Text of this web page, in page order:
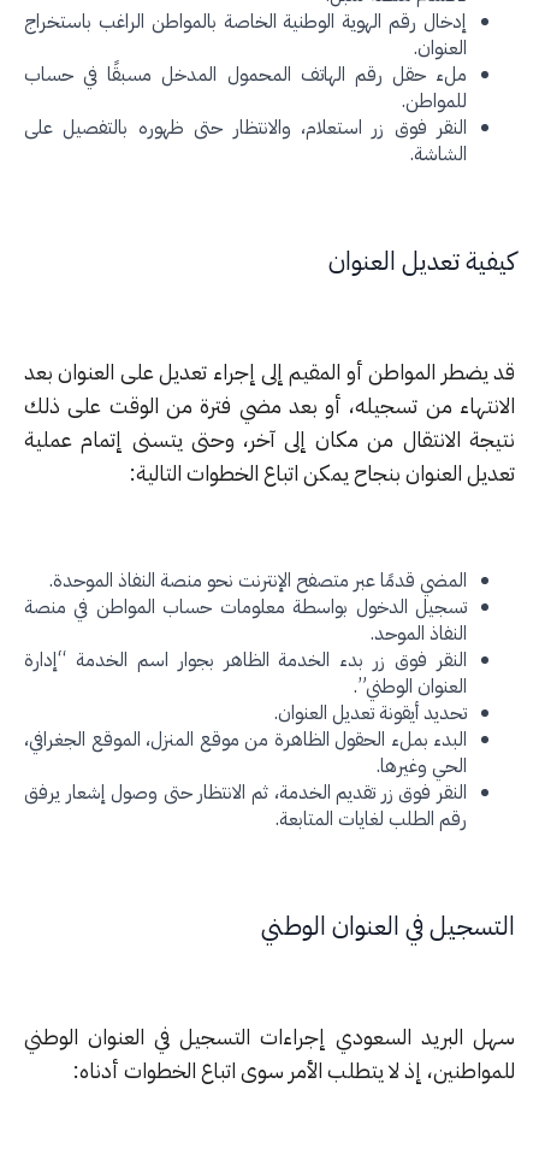
إدخال رقم الهوية الوطنية الخاصة بالمواطن الراغب باستخراج
العنوان.
ملء حقل رقم الهاتف المحمول المدخل مسبقًا في حساب
للمواطن.
النقر فوق زر استعلام، والانتظار حتى ظهوره بالتفصيل على
الشاشة.
تعديل العنوان
يضطر المواطن أو المقيم إلى إجراء تعديل على العنوان بعد
من تسجيله، أو بعد مضي فترة من الوقت على ذلك
الانتقال من مكان إلى آخر، وحتى يتسنى إتمام عملية
العنوان بنجاح يمكن اتباع الخطوات التالية:
المضي قدمًا عبر متصفح الإنترنت نحو منصة النفاذ الموحدة.
تسجيل الدخول بواسطة معلومات حساب المواطن في منصة
النفاذ الموحد.
النقر فوق زر بدء الخدمة الظاهر بجوار اسم الخدمة “إدارة
العنوان الوطني”.
تحديد أيقونة تعديل العنوان.
البدء بملء الحقول الظاهرة من موقع المنزل، الموقع الجغرافي،
الحي وغيرها.
النقر فوق زر تقديم الخدمة، ثم الانتظار حتى وصول إشعار يرفق
رقم الطلب لغايات المتابعة.
في العنوان الوطني
البريد السعودي إجراءات التسجيل في العنوان الوطني
إذ لا يتطلب الأمر سوى اتباع الخطوات أدناه: